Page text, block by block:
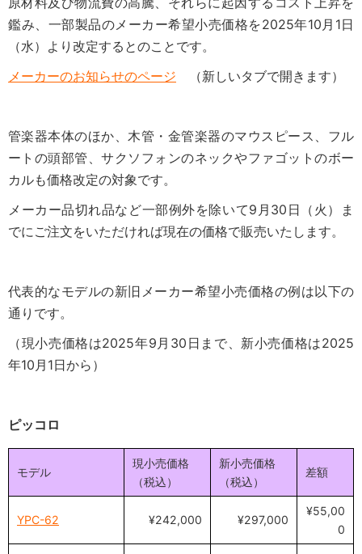
鑑み、一部製品のメーカー希望小売価格を2025年10月1日
（水）より改定するとのことです。
メーカーのお知らせのページ （新しいタブで開きます）
管楽器本体のほか、木管・金管楽器のマウスピース、フル
ートの頭部管、サクソフォンのネックやファゴットのボー
カルも価格改定の対象です。
メーカー品切れ品など一部例外を除いて9月30日（火）ま
でにご注文をいただければ現在の価格で販売いたします。
代表的なモデルの新旧メーカー希望小売価格の例は以下の
通りです。
（現小売価格は2025年9月30日まで、新小売価格は2025
年10月1日から）
ピッコロ
モデル
現小売価格
（税込）
新小売価格
（税込）
差額
YPC-62 ¥242,000 ¥297,000
¥55,00
0